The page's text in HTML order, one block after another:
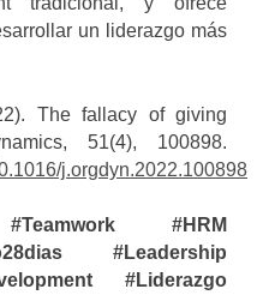
un liderazgo más
The fallacy of giving
51(4), 100898.
j.orgdyn.2022.100898
#Teamwork
#HRM
#Leadership
#Liderazgo